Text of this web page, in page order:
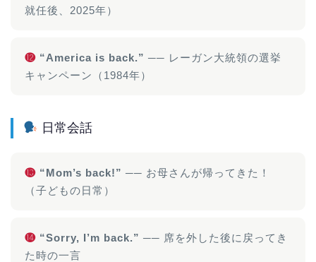
就任後、2025年）
⓬ “America is back.” ── レーガン大統領の選挙
キャンペーン（1984年）
日常会話
⓭ “Mom’s back!” ── お母さんが帰ってきた！
（子どもの日常）
⓮ “Sorry, I’m back.” ── 席を外した後に戻ってき
た時の一言